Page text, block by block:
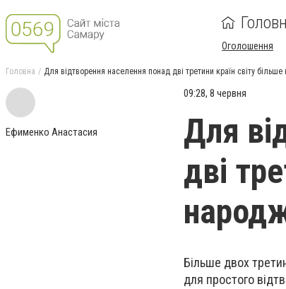
Оголошення
Головна Для відтворення населення понад дві третини країн світу
Ефименко Анастасия
09:28, 8 червня
Для
дві
Більше двох
для простого